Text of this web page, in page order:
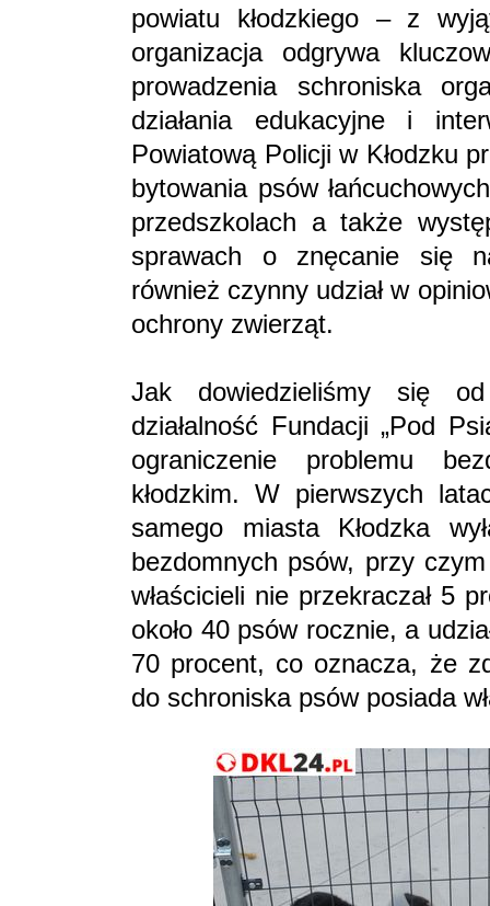
powiatu kłodzkiego – z
organizacja odgrywa
prowadzenia schroniska
działania edukacyjne i
Powiatową Policji w Kłodzku
bytowania psów
przedszkolach a także
sprawach o znęcanie się
również czynny udział w
ochrony zwierząt.
Jak dowiedzieliśmy się
działalność Fundacji „Pod
ograniczenie problemu
kłodzkim. W pierwszych
samego miasta Kłodzka
bezdomnych psów, przy
właścicieli nie przekraczał 5
około 40 psów rocznie, a
70 procent, co oznacza, że
do schroniska psów posiada